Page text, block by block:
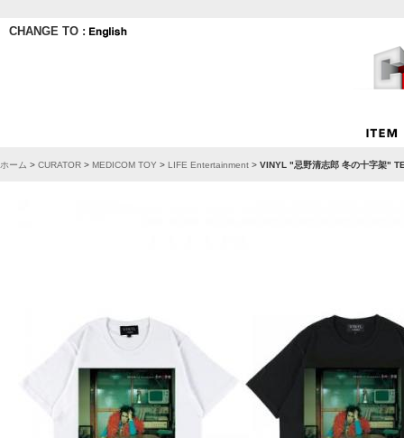
CHANGE TO :
ホーム > CURATOR > MEDICOM TOY > LIFE Entertainment > VINYL "忌野清志郎 冬の十字架"